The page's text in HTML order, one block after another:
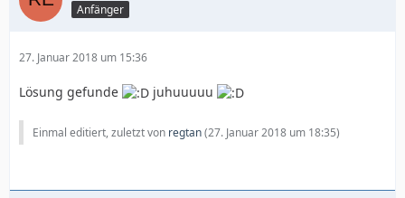
Anfänger
27. Januar 2018 um 15:36
Lösung gefunde juhuuuuu
Einmal editiert, zuletzt von regtan(27. Januar 2018 um 18:35)